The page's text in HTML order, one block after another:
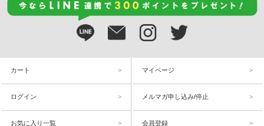
カート マイページ
ログイン メルマガ申し込み/停止
お気に入り一覧 会員登録